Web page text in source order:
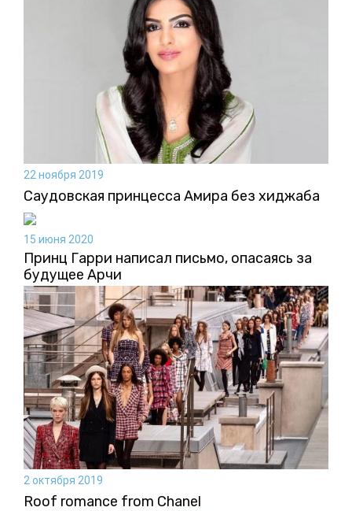
22 ноября 2019
Саудовская принцесса Амира без хиджаба
15 июня 2020
Принц Гарри написал письмо, опасаясь за
будущее Арчи
2 октября 2019
Roof romance from Chanel